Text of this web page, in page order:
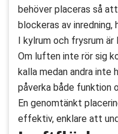
behöver placeras så
blockeras av inredning,
I kylrum och frysrum
Om luften inte rör sig
kalla medan andra inte
påverka både funktion
En genomtänkt
effektiv, enklare att